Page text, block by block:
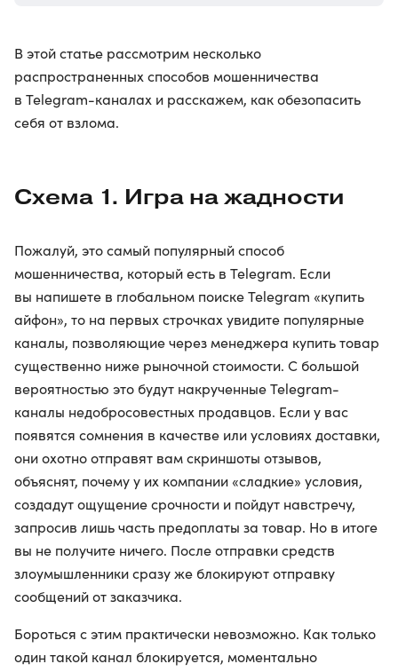
В этой статье рассмотрим несколько
распространенных способов мошенничества
в Telegram-каналах и расскажем, как обезопасить
себя от взлома.
Схема 1. Игра на жадности
Пожалуй, это самый популярный способ
мошенничества, который есть в Telegram. Если
вы напишете в глобальном поиске Telegram «купить
айфон», то на первых строчках увидите популярные
каналы, позволяющие через менеджера купить товар
существенно ниже рыночной стоимости. С большой
вероятностью это будут накрученные Telegram-
каналы недобросовестных продавцов. Если у вас
появятся сомнения в качестве или условиях доставки,
они охотно отправят вам скриншоты отзывов,
объяснят, почему у их компании «сладкие» условия,
создадут ощущение срочности и пойдут навстречу,
запросив лишь часть предоплаты за товар. Но в итоге
вы не получите ничего. После отправки средств
злоумышленники сразу же блокируют отправку
сообщений от заказчика.
Бороться с этим практически невозможно. Как только
один такой канал блокируется, моментально